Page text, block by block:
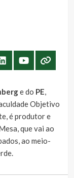
e do PE,
Objetivo
é produtor e
que vai ao
ao meio-